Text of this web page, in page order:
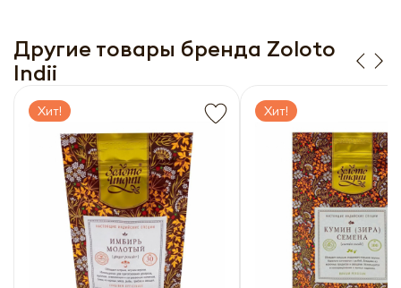
Другие товары бренда Zoloto
Indii
Хит! Хит!
Оформить